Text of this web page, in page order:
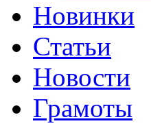
Новинки
Статьи
Новости
Грамоты